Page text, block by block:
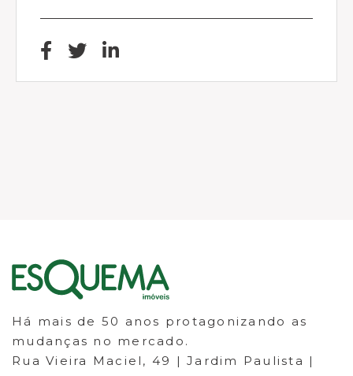
Há mais de 50 anos protagonizando as
mudanças no mercado.
Rua Vieira Maciel, 49 | Jardim Paulista |